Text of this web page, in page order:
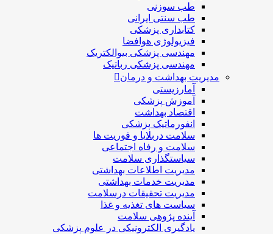
طب سوزنی
طب سنتی ایرانی
کتابداری پزشکی
فیزیولوژی هوافضا
مهندسی پزشکی بیوالکتریک
مهندسی پزشکی رباتیک
مدیریت بهداشت و درمان
آمارزیستی
آموزش پزشکی
اقتصاد بهداشت
انفورماتیک پزشکی
سلامت دربلايا و فوريت ها
سلامت و رفاه اجتماعی
سیاستگذاری سلامت
مدیریت اطلاعات بهداشتی
مدیریت خدمات بهداشتی
مدیریت تحقیقات درسلامت
سیاست های تغذیه و غذا
آینده پژوهی سلامت
یادگیری الکترونیکی در علوم پزشکی